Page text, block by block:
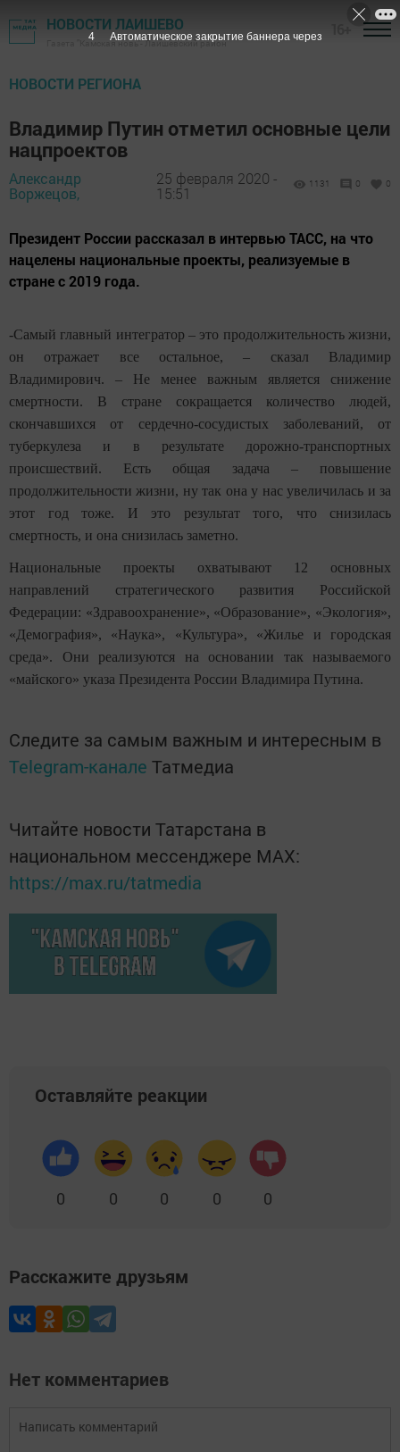
НОВОСТИ ЛАИШЕВО
Газета "Камская новь"- Лаишевский район
НОВОСТИ РЕГИОНА
Владимир Путин отметил основные цели
нацпроектов
Александр
Воржецов,
25 февраля 2020 -
15:51
1131 0 0
Президент России рассказал в интервью ТАСС, на что
нацелены национальные проекты, реализуемые в
стране с 2019 года.
-Самый главный интегратор – это продолжительность жизни,
он отражает все остальное, – сказал Владимир
Владимирович. – Не менее важным является снижение
смертности. В стране сокращается количество людей,
скончавшихся от сердечно-сосудистых заболеваний, от
туберкулеза и в результате дорожно-транспортных
происшествий. Есть общая задача – повышение
продолжительности жизни, ну так она у нас увеличилась и за
этот год тоже. И это результат того, что снизилась
смертность, и она снизилась заметно.
Национальные проекты охватывают 12 основных
направлений стратегического развития Российской
Федерации: «Здравоохранение», «Образование», «Экология»,
«Демография», «Наука», «Культура», «Жилье и городская
среда». Они реализуются на основании так называемого
«майского» указа Президента России Владимира Путина.
Следите за самым важным и интересным в
Telegram-канале Татмедиа
Читайте новости Татарстана в
национальном мессенджере MАХ:
https://max.ru/tatmedia
Оставляйте реакции
0 0 0 0 0
Расскажите друзьям
Нет комментариев
3 Автоматическое закрытие баннера через